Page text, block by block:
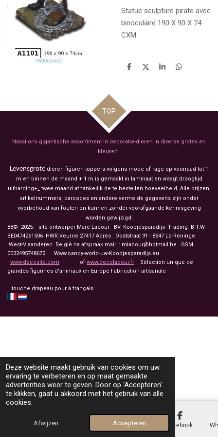
Deze website maakt gebruik van cookies om uw
ervaring te verbeteren en op maat gemaakte
advertenties weer te geven. Door op ‘Accepteren’
te klikken, gaat u akkoord met het gebruik van alle
cookies.
Afwijzen Accepteren
Statue sculpture pirate avec
binoculaire 190 X 90 X 74
CXM
D
D
S
D
TOP
Naast ons gigantische assortiment in decoratie-dieren in diverse grotes en
kleuren
Levensgrote dieren figuren toppers volgens mode of rage op voorraad tot 1
m en binnen de maand + 1 m is gemaakt in laminaat en vraagt droogtijd
uitharding+_ twee maand afhankelijk de te bestellen hoeveelheid, Alle prijzen,
artikelnummers, barcodes en andere vermelde gegevens zijn onder
voorbehoud van fouten en kunnen zonder voorafgaande kennisgeving
worden gewijzigd.
88© 2025. site ontwerper Marc Lacour BV. Koopjesparadijs Trading
B.T.W
BE0474261506 HWR.Veurne 27417 Adres : Ooststraat 91 - 8647 Lo-Reninge
West-Vlaanderen België na afspraak mail : mlacour@hotmail.be GSM.
0032495748672. Www.candy-world-uw-Koopjesparadijs.eu
www.decosite.com of www.decolacour.fr Sélection unique de
grandes figurines d'animaux en Europe Fabrication artisanale
touche drapeau pour á français
E-mailadres Kaart Facebook